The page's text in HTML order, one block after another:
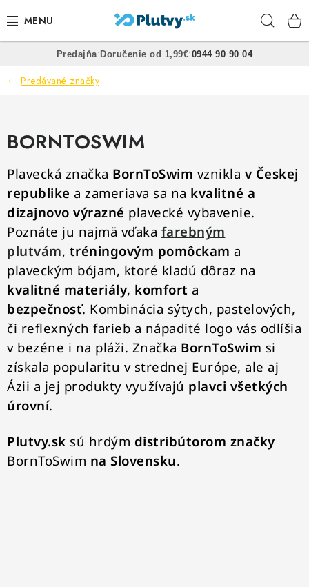
na
PLÁVANIE
SPEARFISHING
POTÁPANIE
OBLEČENIE
OBUV
VŠETKO PRE DETI
HRAČKY DO VODY
PODVODNÉ SKÚTRE
CVIČENIE
Predajňa• Doručenie od 1,99€• 0944 90 90 04
Predávané značky
BORNTOSWIM
Plavecká značka BornToSwim vznikla v Českej
republike a zameriava sa na kvalitné a
dizajnovo výrazné plavecké vybavenie.
Poznáte ju najmä vďaka farebným
plutvám, tréningovým pomôckam a
plaveckým bójam, ktoré kladú dôraz na
kvalitné materiály, komfort a
bezpečnosť. Kombinácia sýtych, pastelových,
či reflexných farieb a nápadité logo vás odlíšia
v bezéne i na pláži. Značka BornToSwim si
získala popularitu v strednej Európe, ale aj
Ázii a jej produkty využívajú plavci všetkých
úrovní.
Plutvy.sk sú hrdým distribútorom značky
BornToSwim na Slovensku.